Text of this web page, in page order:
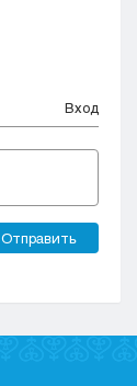
Вход
Отправить